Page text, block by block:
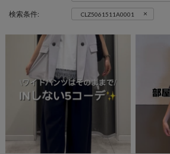
検索条件: CLZ5061511A0001 ×